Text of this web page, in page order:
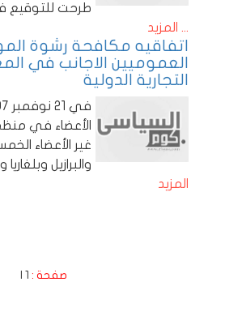
طرحت للتوقيع في
... المزيد
اتفاقيه مكافحة رشوة
العموميين الاجانب في
التجارية الدولية
غير الأعضاء
والبرازيل
المزيد
صفحة : 1
|